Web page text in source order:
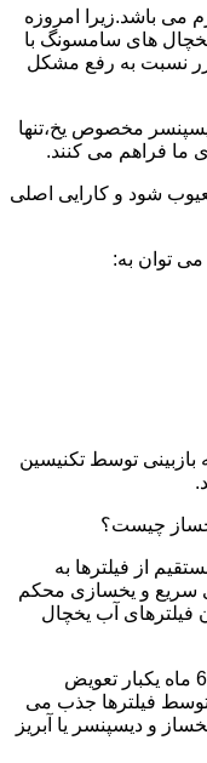
می باشد.زیرا امروزه
های سامسونگ با
نسبت به رفع مشکل
مخصوص یخ،تنها
ما فراهم می کنند.
شود و کارایی اصلی
توان به:
بازبینی توسط تکنیسین
چیست؟
از فیلترها به
سریع و یخسازی محکم
فیلترهای آب یخچال
همانطور که می دانید فیلترهای آب باید هر 6 ماه یکبار تعویض
فیلترها جذب می
و دیسپنسر یا آبریز